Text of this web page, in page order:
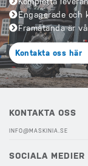
Engagerade och
Framåtanda är
Kontakta oss här
KONTAKTA OSS
INFO@MASKINIA.SE
SOCIALA MEDIER